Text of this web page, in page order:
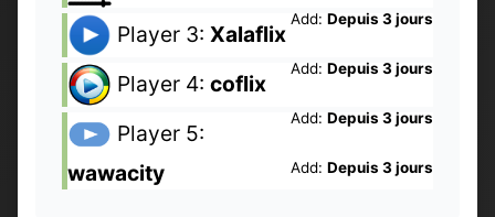
Add: Depuis 3 jours
Player 3: Xalaflix
Add: Depuis 3 jours
Player 4: coflix
Add: Depuis 3 jours
Player 5:
wawacity
Add: Depuis 3 jours